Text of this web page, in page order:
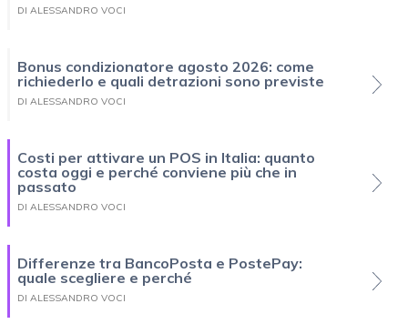
DI ALESSANDRO VOCI
Bonus condizionatore agosto 2026: come
richiederlo e quali detrazioni sono previste
DI ALESSANDRO VOCI
Costi per attivare un POS in Italia: quanto
costa oggi e perché conviene più che in
passato
DI ALESSANDRO VOCI
Differenze tra BancoPosta e PostePay:
quale scegliere e perché
DI ALESSANDRO VOCI